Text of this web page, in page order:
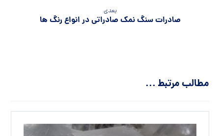
بعدی
صادرات سنگ نمک صادراتی در انواع رنگ ها
مطالب مرتبط ...